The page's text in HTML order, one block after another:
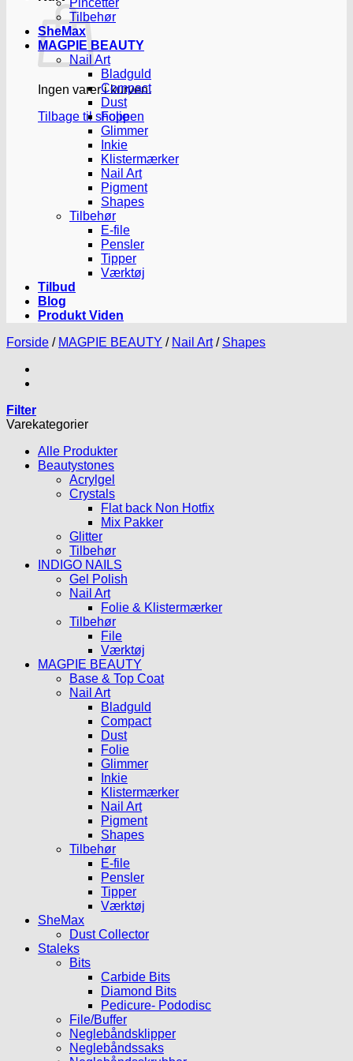
Ingen varer i kurven.
Tilbage til shoppen
Pincetter
Tilbehør
SheMax
MAGPIE BEAUTY
Nail Art
Bladguld
Compact
Dust
Folie
Glimmer
Inkie
Klistermærker
Nail Art
Pigment
Shapes
Tilbehør
E-file
Pensler
Tipper
Værktøj
Tilbud
Blog
Produkt Viden
Forside / MAGPIE BEAUTY / Nail Art / Shapes
Filter
Varekategorier
Alle Produkter
Beautystones
Acrylgel
Crystals
Flat back Non Hotfix
Mix Pakker
Glitter
Tilbehør
INDIGO NAILS
Gel Polish
Nail Art
Folie & Klistermærker
Tilbehør
File
Værktøj
MAGPIE BEAUTY
Base & Top Coat
Nail Art
Bladguld
Compact
Dust
Folie
Glimmer
Inkie
Klistermærker
Nail Art
Pigment
Shapes
Tilbehør
E-file
Pensler
Tipper
Værktøj
SheMax
Dust Collector
Staleks
Bits
Carbide Bits
Diamond Bits
Pedicure- Pododisc
File/Buffer
Neglebåndsklipper
Neglebåndssaks